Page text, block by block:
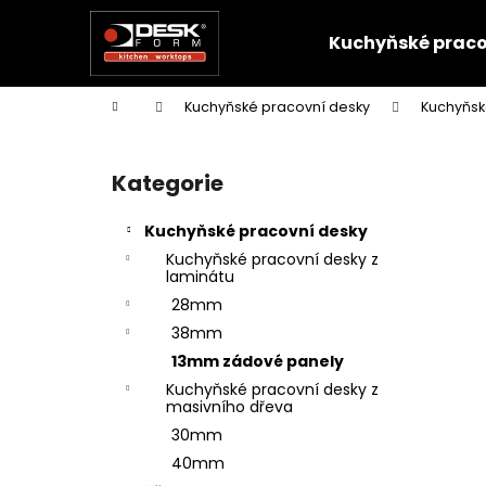
Kuchyňské
Domů Kuchyňské pracovní desky
Přeskočit
kategorie
Kategorie
Kuchyňské pracovní desky
Kuchyňské pracovní desky z
laminátu
28mm
38mm
13mm zádové panely
Kuchyňské pracovní desky z
masivního dřeva
30mm
40mm
í
Zpět
do
Zpět
do